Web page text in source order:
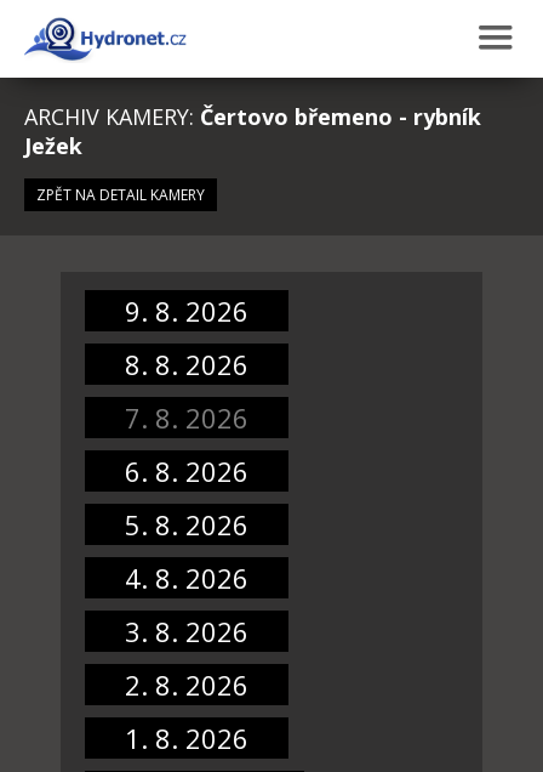
ARCHIV KAMERY: Čertovo břemeno - rybník
Ježek
ZPĚT NA DETAIL KAMERY
9. 8. 2026
8. 8. 2026
7. 8. 2026
6. 8. 2026
5. 8. 2026
4. 8. 2026
3. 8. 2026
2. 8. 2026
1. 8. 2026